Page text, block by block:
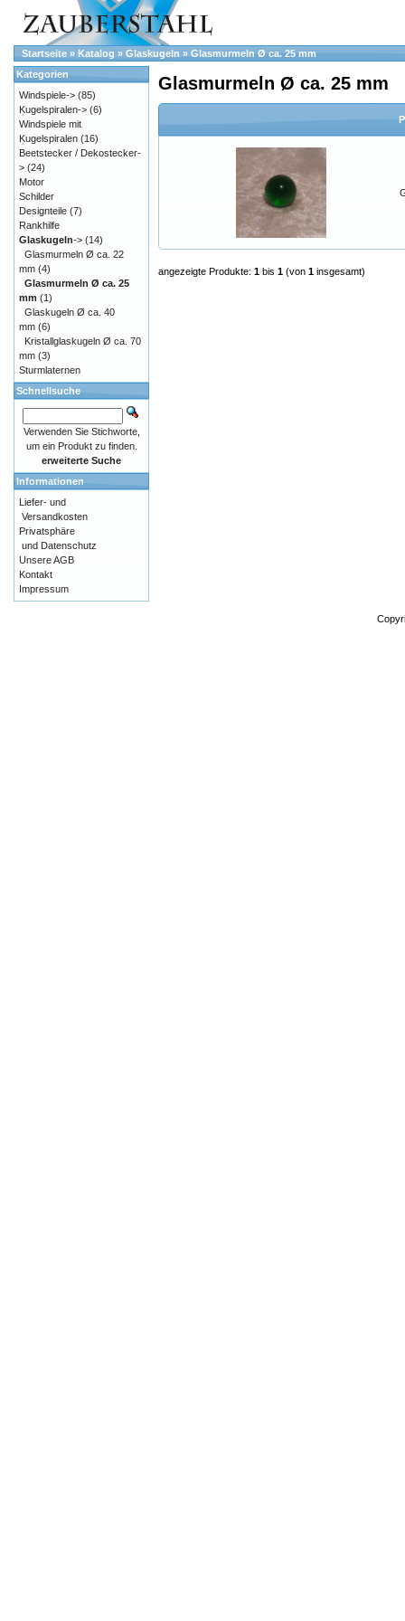
Startseite » Katalog » Glaskugeln » Glasmurmeln Ø ca. 25 mm
Glasmurmeln Ø ca. 25 mm
angezeigte Produkte: 1 bis 1 (von 1 insgesamt)
Kategorien
Windspiele-> (85)
Kugelspiralen-> (6)
Windspiele mit
Kugelspiralen (16)
Beetstecker / Dekostecker-
> (24)
Motor
Schilder
Designteile (7)
Rankhilfe
Glaskugeln-> (14)
Glasmurmeln Ø ca. 22
mm (4)
Glasmurmeln Ø ca. 25
mm (1)
Glaskugeln Ø ca. 40
mm (6)
Kristallglaskugeln Ø ca. 70
mm (3)
Sturmlaternen
Schnellsuche
Verwenden Sie Stichworte,
um ein Produkt zu finden.
erweiterte Suche
Informationen
Liefer- und
Versandkosten
Privatsphäre
und Datenschutz
Unsere AGB
Kontakt
Impressum